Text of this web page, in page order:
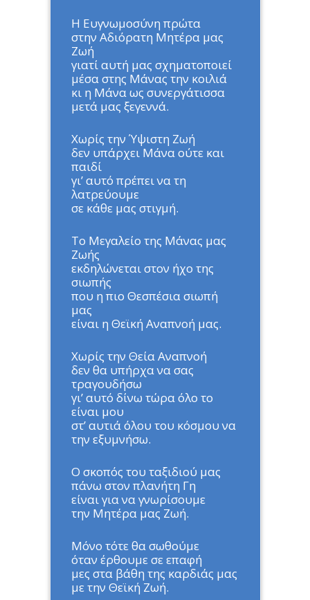
H Ευγνωμοσύνη πρώτα
στην Αδιόρατη Mητέρα μας
Ζωή
γιατί αυτή μας σχηματοποιεί
μέσα στης Μάνας την κοιλιά
κι η Μάνα ως συνεργάτισσα
μετά μας ξεγεννά.
Χωρίς την Ύψιστη Ζωή
δεν υπάρχει Μάνα ούτε και
παιδί
γι’ αυτό πρέπει να τη
λατρεύουμε
σε κάθε μας στιγμή.
Το Μεγαλείο της Μάνας μας
Ζωής
εκδηλώνεται στον ήχο της
σιωπής
που η πιο Θεσπέσια σιωπή
μας
είναι η Θεϊκή Αναπνοή μας.
Χωρίς την Θεία Αναπνοή
δεν θα υπήρχα να σας
τραγουδήσω
γι’ αυτό δίνω τώρα όλο το
είναι μου
στ’ αυτιά όλου του κόσμου να
την εξυμνήσω.
Ο σκοπός του ταξιδιού μας
πάνω στον πλανήτη Γη
είναι για να γνωρίσουμε
την Μητέρα μας Ζωή.
Μόνο τότε θα σωθούμε
όταν έρθουμε σε επαφή
μες στα βάθη της καρδιάς μας
με την Θεϊκή Ζωή.